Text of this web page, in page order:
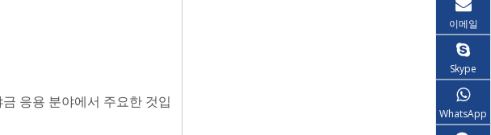
응용 분야에서 주요한 것입
이메일
Skype
WhatsApp